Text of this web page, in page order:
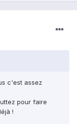
c'est assez
pour faire
!